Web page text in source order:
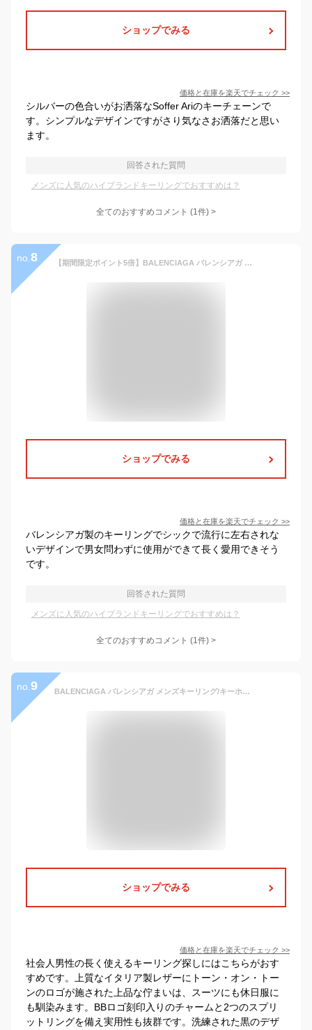
ショップでみる
価格と在庫を楽天でチェック >>
シルバーの色合いがお洒落なSoffer Ariのキーチェーンで
す。シンプルなデザインですがさり気なさお洒落だと思い
ます。
回答された質問
メンズに人気のハイブランドキーリングでおすすめは？
全てのおすすめコメント (1件) >
no. 8 【期間限定ポイント5倍】BALENCIAGA バレンシアガ メンズキーリング/キーホルダー 853747 2ABFY / KEYRING LE CITY KEYS ブラック ハイブランド
ショップでみる
価格と在庫を楽天でチェック >>
バレンシアガ製のキーリングでシックで流行に左右されな
いデザインで男女問わずに使用ができて長く愛用できそう
です。
回答された質問
メンズに人気のハイブランドキーリングでおすすめは？
全てのおすすめコメント (1件) >
no. 9 BALENCIAGA バレンシアガ メンズキーリング/キーホルダー 853747 2ABFY / KEYRING LE CITY KEYS ブラック ハイブランド
ショップでみる
価格と在庫を楽天でチェック >>
社会人男性の長く使えるキーリング探しにはこちらがおす
すめです。上質なイタリア製レザーにトーン・オン・トー
ンのロゴが施された上品な佇まいは、スーツにも休日服に
も馴染みます。BBロゴ刻印入りのチャームと2つのスプリ
ットリングを備え実用性も抜群です。洗練された黒のデザ